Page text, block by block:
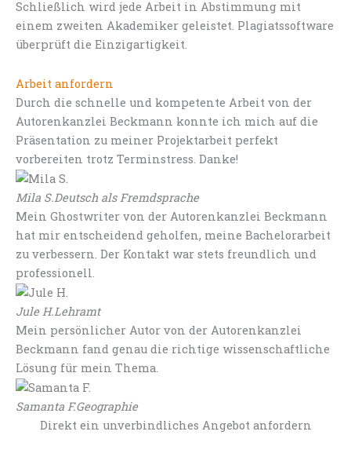
Schließlich wird jede Arbeit in Abstimmung mit
einem zweiten Akademiker geleistet. Plagiatssoftware
überprüft die Einzigartigkeit.
Arbeit anfordern
Durch die schnelle und kompetente Arbeit von der
Autorenkanzlei Beckmann konnte ich mich auf die
Präsentation zu meiner Projektarbeit perfekt
vorbereiten trotz Terminstress. Danke!
Mila S.Deutsch als Fremdsprache
Mein Ghostwriter von der Autorenkanzlei Beckmann
hat mir entscheidend geholfen, meine Bachelorarbeit
zu verbessern. Der Kontakt war stets freundlich und
professionell.
Jule H.Lehramt
Mein persönlicher Autor von der Autorenkanzlei
Beckmann fand genau die richtige wissenschaftliche
Lösung für mein Thema.
Samanta F.Geographie
Direkt ein unverbindliches Angebot anfordern